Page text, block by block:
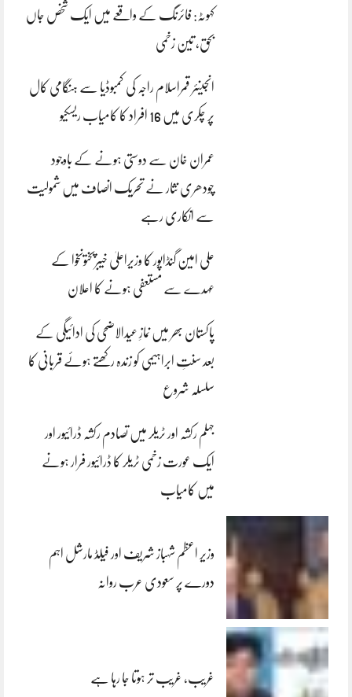
کہوٹہ: فائرنگ کے واقعے میں ایک شخص جاں
بحق، تین زخمی
انجینئر قمراسلام راجہ کی کمبوڈیا سے ہنگامی کال
پر چکری میں 16 افراد کا کامیاب ریسکیو
عمران خان سے دوستی ہونے کے باوجود
چودھری نثار نے تحریک انصاف میں شمولیت
سے انکاری رہے
علی امین گنڈاپور کا وزیراعلیٰ خیبرپختونخوا کے
عہدے سے مستعفی ہونے کا اعلان
پاکستان بھر میں نمازِ عیدالاضحی کی ادائیگی کے
بعد سنتِ ابراہیمی کو زندہ رکھتے ہوئے قربانی کا
سلسلہ شروع
جہلم رکشہ اور ٹریلر میں تصادم رکشہ ڈرائیور اور
ایک عورت زخمی ٹریلر کا ڈرائیور فرار ہونے
میں کامیاب
وزیر اعظم شہباز شریف اور فیلڈ مارشل اہم
دورے پر سعودی عرب روانہ
غریب، غریب تر ہوتا جا رہا ہے